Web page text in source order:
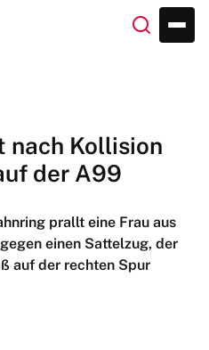
nach Kollision
der A99
prallt eine Frau aus
einen Sattelzug, der
auf der rechten Spur